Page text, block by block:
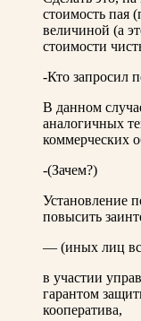
стоимость пая
величиной (а
стоимости
-Кто запросил
В данном
аналогичных
коммерческих
-(Зачем?)
Установление
повысить
— (иных лиц
в участии
гарантом
кооператива,